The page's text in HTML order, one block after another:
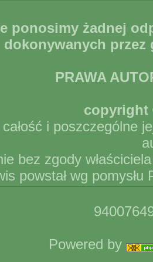
ponosimy żadnej
dokonywanych
PRAWA
copyright
i poszczególne
bez zgody
powstał wg
Powered by